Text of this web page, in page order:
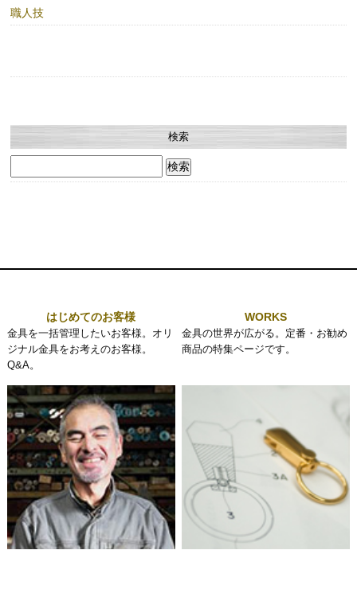
職人技
検索
索:
はじめてのお客様
金具を一括管理したいお客様。オリ
ジナル金具をお考えのお客様。
Q&A。
WORKS
金具の世界が広がる。定番・お勧め
商品の特集ページです。